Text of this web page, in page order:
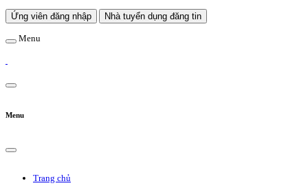
Ứng viên đăng nhập Nhà tuyển dụng đăng tin
Menu
Menu
Trang chủ